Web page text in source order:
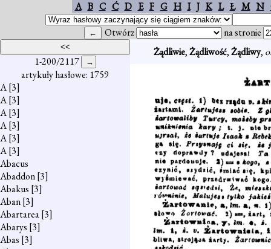
A B C Ć D E F G H I J K L Ł M N
Otwórz na stronie
1-200/2117
artykuły hasłowe: 1759
A[3]
A[3]
A[3]
A[3]
A[3]
A[3]
Abacus
Abaddon[3]
Abakus [3]
Aban[3]
Abartarea[3]
Abarys [3]
Abas [3]
Żądliwie,Żądliwość,Żądliwy,